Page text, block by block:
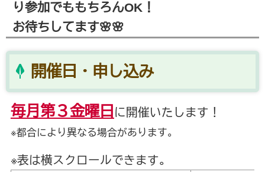
り参加でももちろんOK！
お待ちしてます🌸🌸
開催日・申し込み
毎月第３金曜日 に開催いたします！
※都合により異なる場合があります。
※表は横スクロールできます。